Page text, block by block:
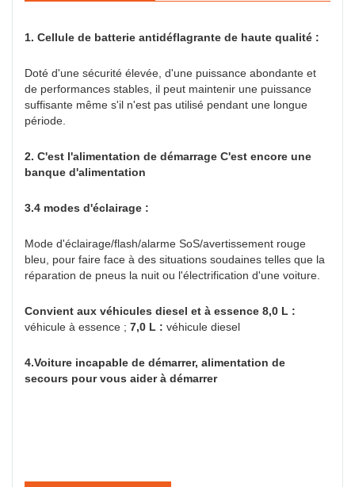
1. Cellule de batterie antidéflagrante de haute qualité :
Doté d'une sécurité élevée, d'une puissance abondante et
de performances stables, il peut maintenir une puissance
suffisante même s'il n'est pas utilisé pendant une longue
période.
2. C'est l'alimentation de démarrage C'est encore une
banque d'alimentation
3.4 modes d'éclairage :
Mode d'éclairage/flash/alarme SoS/avertissement rouge
bleu, pour faire face à des situations soudaines telles que la
réparation de pneus la nuit ou l'électrification d'une voiture.
Convient aux véhicules diesel et à essence 8,0 L :
véhicule à essence ; 7,0 L : véhicule diesel
4.Voiture incapable de démarrer, alimentation de
secours pour vous aider à démarrer